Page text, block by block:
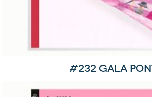
#232 Gala